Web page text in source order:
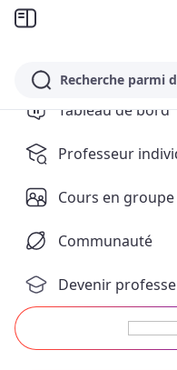
Tableau de bord
Professeur
Cours en groupe
Communauté
Devenir
Des cours en
motiver et